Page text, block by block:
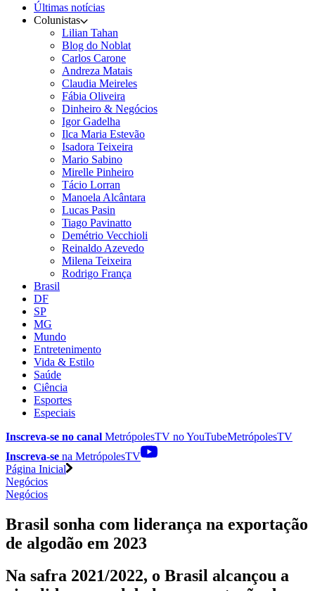
Últimas notícias
Colunistas
Lilian Tahan
Blog do Noblat
Carlos Carone
Andreza Matais
Claudia Meireles
Fábia Oliveira
Dinheiro & Negócios
Igor Gadelha
Ilca Maria Estevão
Isadora Teixeira
Mario Sabino
Mirelle Pinheiro
Tácio Lorran
Manoela Alcântara
Lucas Pasin
Tiago Pavinatto
Demétrio Vecchioli
Reinaldo Azevedo
Milena Teixeira
Rodrigo França
Brasil
DF
SP
MG
Mundo
Entretenimento
Vida & Estilo
Saúde
Ciência
Esportes
Especiais
Inscreva-se no canal MetrópolesTV noYouTubeMetrópolesTV
Inscreva-se na MetrópolesTV
Página Inicial
Negócios
Negócios
Brasil sonha com liderança na exportação
de algodão em 2023
Na safra 2021/2022, o Brasil alcançou a